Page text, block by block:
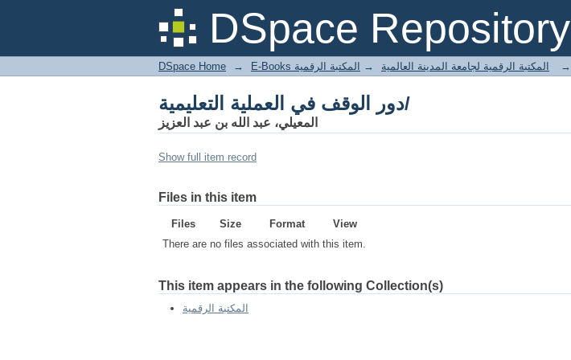
DSpace Repository
DSpace Home → E-Books المكتبة الرقمية لجامعة المدينة العالمية → المكتبة الرقمية →
دور الوقف في العملية التعليمية/
المعيلي، عبد الله بن عبد العزيز
Show full item record
Files in this item
Files Size Format
View
There are no files associated with this item.
This item appears in the following Collection(s)
المكتبة الرقمية